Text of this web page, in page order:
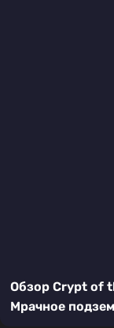
Обзор Crypt of
Мрачное